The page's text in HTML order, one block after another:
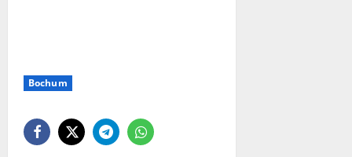
Bochum